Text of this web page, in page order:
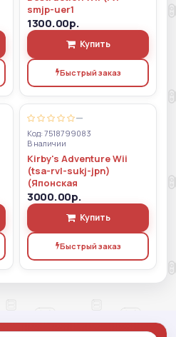
smjp-uer1
1300.00р.
Купить
Быстрый заказ
—
Код: 7518799083
В наличии
Kirby's Adventure Wii
(tsa-rvl-sukj-jpn)
(Японская
3000.00р.
Купить
Быстрый заказ